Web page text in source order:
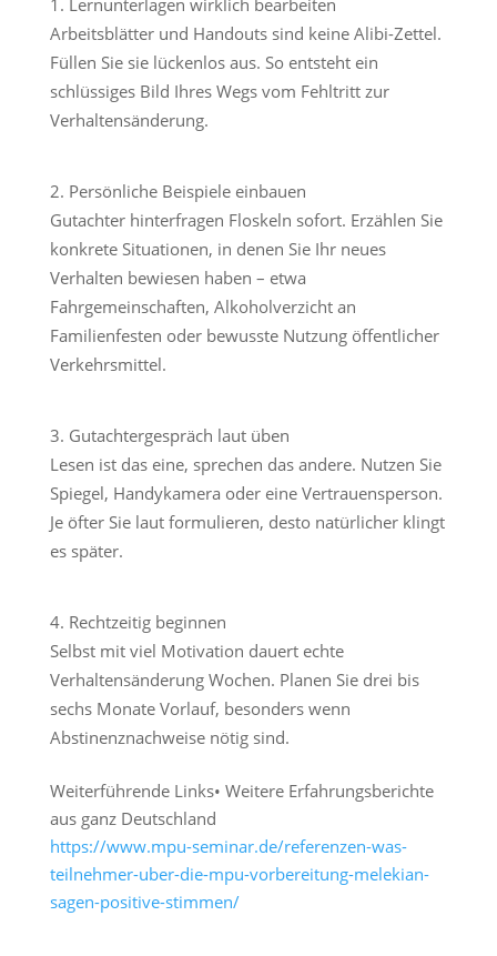
Lernunterlagen wirklich bearbeiten
Arbeitsblätter und Handouts sind keine Alibi-Zettel.
Füllen Sie sie lückenlos aus. So entsteht ein
schlüssiges Bild Ihres Wegs vom Fehltritt zur
Verhaltensänderung.
Persönliche Beispiele einbauen
Gutachter hinterfragen Floskeln sofort. Erzählen Sie
konkrete Situationen, in denen Sie Ihr neues
Verhalten bewiesen haben – etwa
Fahrgemeinschaften, Alkoholverzicht an
Familienfesten oder bewusste Nutzung öffentlicher
Verkehrsmittel.
Gutachtergespräch laut üben
Lesen ist das eine, sprechen das andere. Nutzen Sie
Spiegel, Handykamera oder eine Vertrauensperson.
Je öfter Sie laut formulieren, desto natürlicher klingt
es später.
Rechtzeitig beginnen
Selbst mit viel Motivation dauert echte
Verhaltensänderung Wochen. Planen Sie drei bis
sechs Monate Vorlauf, besonders wenn
Abstinenznachweise nötig sind.
Weiterführende Links• Weitere Erfahrungsberichte
aus ganz Deutschland
https://www.mpu-seminar.de/referenzen-was-
teilnehmer-uber-die-mpu-vorbereitung-melekian-
sagen-positive-stimmen/